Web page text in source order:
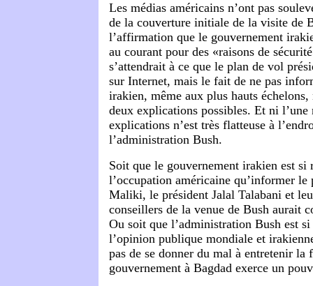
Les médias américains n’ont pas
de la couverture initiale de la visite de
l’affirmation que le gouvernement
au courant pour des «raisons de
s’attendrait à ce que le plan de vol
sur Internet, mais le fait de ne pas
irakien, même aux plus hauts
deux explications possibles. Et ni l’une
explications n’est très flatteuse à
l’administration Bush.
Soit que le gouvernement irakien est si
l’occupation américaine qu’informer
Maliki, le président Jalal Talabani et
conseillers de la venue de Bush aurait
Ou soit que l’administration Bush est
l’opinion publique mondiale et
pas de se donner du mal à entretenir la
gouvernement à Bagdad exerce un